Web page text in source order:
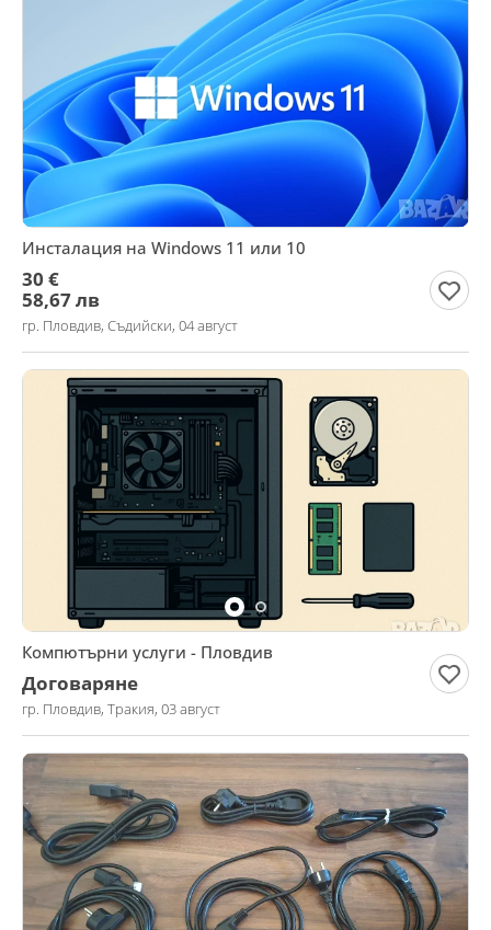
Инсталация на Windows 11 или 10
30 €
58,67 лв
гр. Пловдив, Съдийски, 04 август
Компютърни услуги - Пловдив
Договаряне
гр. Пловдив, Тракия, 03 август